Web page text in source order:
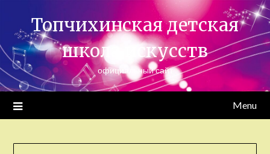
content
Топчихинская детская
школа искусств
официальный сайт
Menu